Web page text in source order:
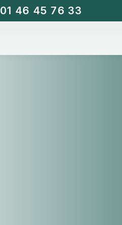
01 46 45 76 33